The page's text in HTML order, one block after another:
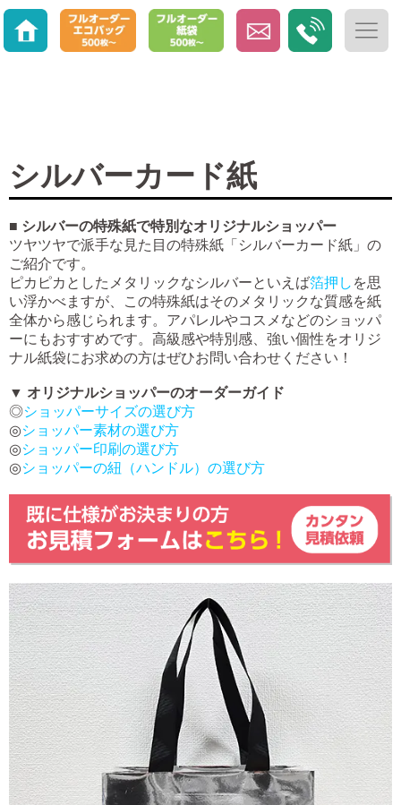
シルバーカード紙
■ シルバーの特殊紙で特別なオリジナルショッパー
ツヤツヤで派手な見た目の特殊紙「シルバーカード紙」の
ご紹介です。
ピカピカとしたメタリックなシルバーといえば箔押し を思
い浮かべますが、この特殊紙はそのメタリックな質感を紙
全体から感じられます。アパレルやコスメなどのショッパ
ーにもおすすめです。高級感や特別感、強い個性をオリジ
ナル紙袋にお求めの方はぜひお問い合わせください！
▼ オリジナルショッパーのオーダーガイド
◎ショッパーサイズの選び方
◎ショッパー素材の選び方
◎ショッパー印刷の選び方
◎ショッパーの紐（ハンドル）の選び方